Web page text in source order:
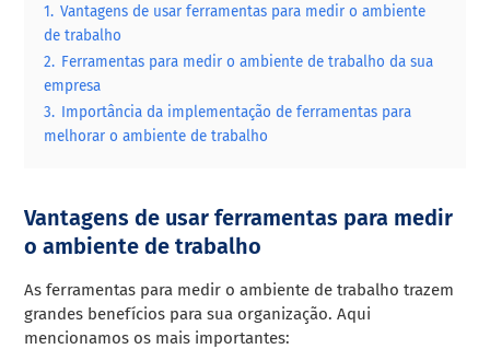
1. Vantagens de usar ferramentas para medir o ambiente
de trabalho
2. Ferramentas para medir o ambiente de trabalho da sua
empresa
3. Importância da implementação de ferramentas para
melhorar o ambiente de trabalho
Vantagens de usar ferramentas para medir
o ambiente de trabalho
As ferramentas para medir o ambiente de trabalho trazem
grandes benefícios para sua organização. Aqui
mencionamos os mais importantes: